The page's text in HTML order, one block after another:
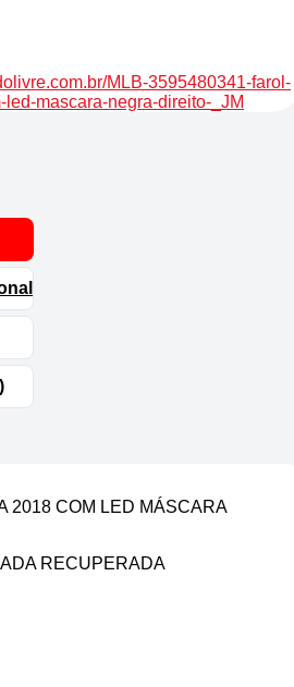
MLB-3595480341-farol-
mascara-negra-direito-_JM
2018 COM LED MÁSCARA
RECUPERADA